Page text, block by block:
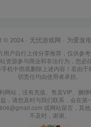
© 2024 · 无忧游戏网 · 为爱发
用户自行上传分享推荐，仅供参
资源参与商业和非法行为，您必
机中彻底删除上述内容！若由于
切责任均由使用者承担。
网站，没有充值、售卖VIP、捆
，请您及时与我们联系，会在第
或网站留言，其
不及时，谢谢。